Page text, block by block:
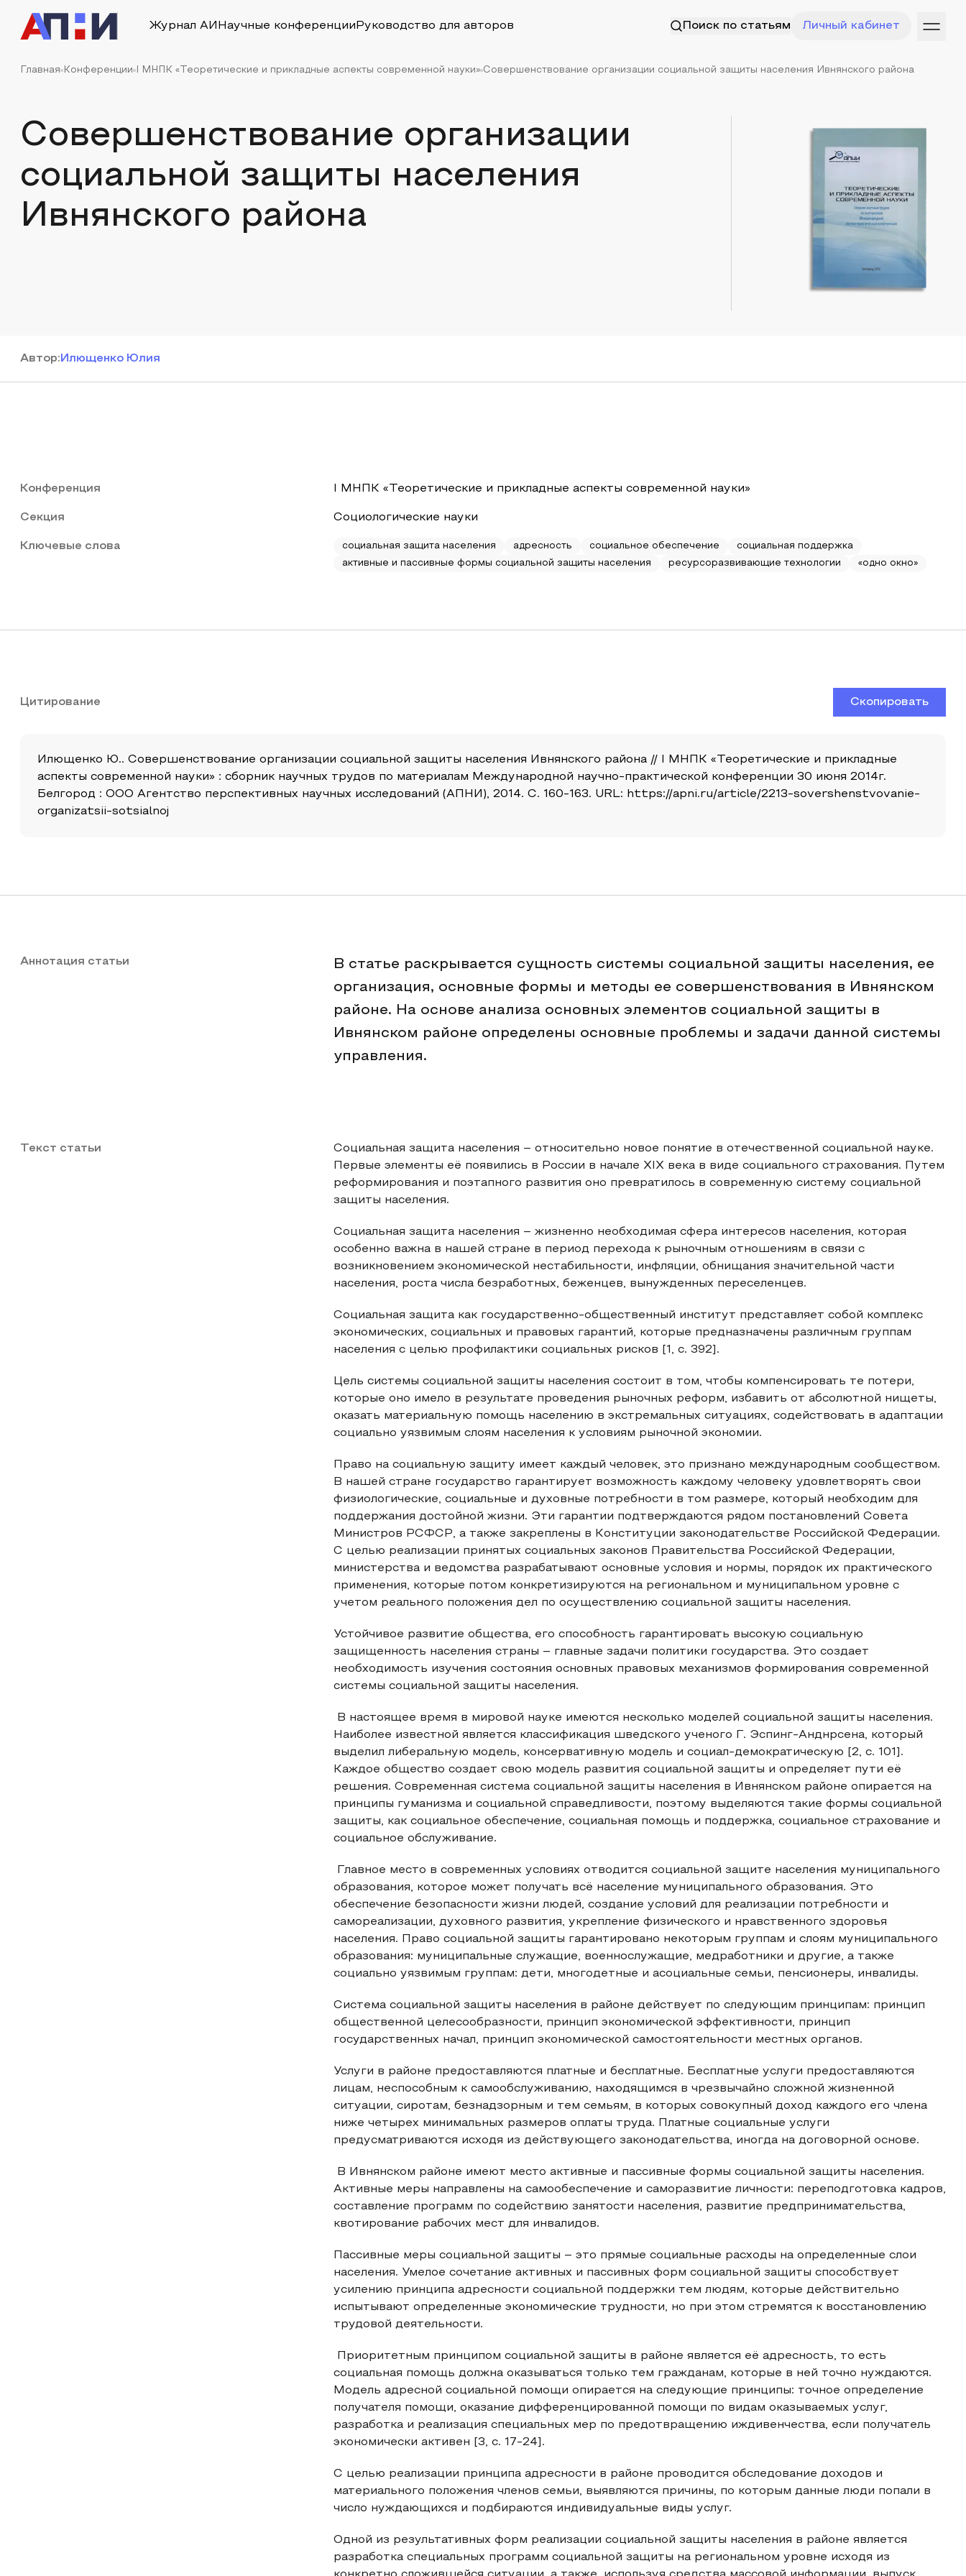
Журнал АИ Научные конференции Руководство для авторов Поиск по статьям Личный кабинет
Главная Конференции I МНПК «Теоретические и прикладные аспекты современной науки» Совершенствование организации социальной защиты населения Ивнянского района
Совершенствование организации
социальной защиты населения
Ивнянского района
Автор: Илющенко Юлия
Конференция I МНПК «Теоретические и прикладные аспекты современной науки»
Секция Социологические науки
Ключевые слова социальная защита населения адресность социальное обеспечение
социальная поддержка
активные и пассивные формы социальной защиты населения
ресурсоразвивающие технологии «одно окно»
Цитирование Скопировать
Илющенко Ю.. Совершенствование организации социальной защиты населения Ивнянского района // I МНПК «Теоретические и прикладные
аспекты современной науки» : сборник научных трудов по материалам Международной научно-практической конференции 30 июня 2014г.
Белгород : ООО Агентство перспективных научных исследований (АПНИ), 2014. С. 160-163. URL: https://apni.ru/article/2213-sovershenstvovanie-
organizatsii-sotsialnoj
Аннотация статьи
В статье раскрывается сущность системы социальной защиты населения, ее
организация, основные формы и методы ее совершенствования в Ивнянском
районе. На основе анализа основных элементов социальной защиты в
Ивнянском районе определены основные проблемы и задачи данной системы
управления.
Текст статьи
Социальная защита населения – относительно новое понятие в отечественной социальной науке.
Первые элементы её появились в России в начале XIX века в виде социального страхования. Путем
реформирования и поэтапного развития оно превратилось в современную систему социальной
защиты населения.
Социальная защита населения – жизненно необходимая сфера интересов населения, которая
особенно важна в нашей стране в период перехода к рыночным отношениям в связи с
возникновением экономической нестабильности, инфляции, обнищания значительной части
населения, роста числа безработных, беженцев, вынужденных переселенцев.
Социальная защита как государственно-общественный институт представляет собой комплекс
экономических, социальных и правовых гарантий, которые предназначены различным группам
населения с целью профилактики социальных рисков [1, с. 392].
Цель системы социальной защиты населения состоит в том, чтобы компенсировать те потери,
которые оно имело в результате проведения рыночных реформ, избавить от абсолютной нищеты,
оказать материальную помощь населению в экстремальных ситуациях, содействовать в адаптации
социально уязвимым слоям населения к условиям рыночной экономии.
Право на социальную защиту имеет каждый человек, это признано международным сообществом.
В нашей стране государство гарантирует возможность каждому человеку удовлетворять свои
физиологические, социальные и духовные потребности в том размере, который необходим для
поддержания достойной жизни. Эти гарантии подтверждаются рядом постановлений Совета
Министров РСФСР, а также закреплены в Конституции законодательстве Российской Федерации.
С целью реализации принятых социальных законов Правительства Российской Федерации,
министерства и ведомства разрабатывают основные условия и нормы, порядок их практического
применения, которые потом конкретизируются на региональном и муниципальном уровне с
учетом реального положения дел по осуществлению социальной защиты населения.
Устойчивое развитие общества, его способность гарантировать высокую социальную
защищенность населения страны – главные задачи политики государства. Это создает
необходимость изучения состояния основных правовых механизмов формирования современной
системы социальной защиты населения.
В настоящее время в мировой науке имеются несколько моделей социальной защиты населения.
Наиболее известной является классификация шведского ученого Г. Эспинг-Анднрсена, который
выделил либеральную модель, консервативную модель и социал-демократическую [2, с. 101].
Каждое общество создает свою модель развития социальной защиты и определяет пути её
решения. Современная система социальной защиты населения в Ивнянском районе опирается на
принципы гуманизма и социальной справедливости, поэтому выделяются такие формы социальной
защиты, как социальное обеспечение, социальная помощь и поддержка, социальное страхование и
социальное обслуживание.
Главное место в современных условиях отводится социальной защите населения муниципального
образования, которое может получать всё население муниципального образования. Это
обеспечение безопасности жизни людей, создание условий для реализации потребности и
самореализации, духовного развития, укрепление физического и нравственного здоровья
населения. Право социальной защиты гарантировано некоторым группам и слоям муниципального
образования: муниципальные служащие, военнослужащие, медработники и другие, а также
социально уязвимым группам: дети, многодетные и асоциальные семьи, пенсионеры, инвалиды.
Система социальной защиты населения в районе действует по следующим принципам: принцип
общественной целесообразности, принцип экономической эффективности, принцип
государственных начал, принцип экономической самостоятельности местных органов.
Услуги в районе предоставляются платные и бесплатные. Бесплатные услуги предоставляются
лицам, неспособным к самообслуживанию, находящимся в чрезвычайно сложной жизненной
ситуации, сиротам, безнадзорным и тем семьям, в которых совокупный доход каждого его члена
ниже четырех минимальных размеров оплаты труда. Платные социальные услуги
предусматриваются исходя из действующего законодательства, иногда на договорной основе.
В Ивнянском районе имеют место активные и пассивные формы социальной защиты населения.
Активные меры направлены на самообеспечение и саморазвитие личности: переподготовка кадров,
составление программ по содействию занятости населения, развитие предпринимательства,
квотирование рабочих мест для инвалидов.
Пассивные меры социальной защиты – это прямые социальные расходы на определенные слои
населения. Умелое сочетание активных и пассивных форм социальной защиты способствует
усилению принципа адресности социальной поддержки тем людям, которые действительно
испытывают определенные экономические трудности, но при этом стремятся к восстановлению
трудовой деятельности.
Приоритетным принципом социальной защиты в районе является её адресность, то есть
социальная помощь должна оказываться только тем гражданам, которые в ней точно нуждаются.
Модель адресной социальной помощи опирается на следующие принципы: точное определение
получателя помощи, оказание дифференцированной помощи по видам оказываемых услуг,
разработка и реализация специальных мер по предотвращению иждивенчества, если получатель
экономически активен [3, с. 17-24].
С целью реализации принципа адресности в районе проводится обследование доходов и
материального положения членов семьи, выявляются причины, по которым данные люди попали в
число нуждающихся и подбираются индивидуальные виды услуг.
Одной из результативных форм реализации социальной защиты населения в районе является
разработка специальных программ социальной защиты на региональном уровне исходя из